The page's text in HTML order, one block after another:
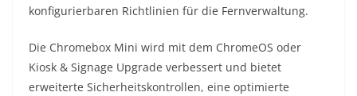
konfigurierbaren Richtlinien für die Fernverwaltung.
Die Chromebox Mini wird mit dem ChromeOS oder
Kiosk & Signage Upgrade verbessert und bietet
erweiterte Sicherheitskontrollen, eine optimierte